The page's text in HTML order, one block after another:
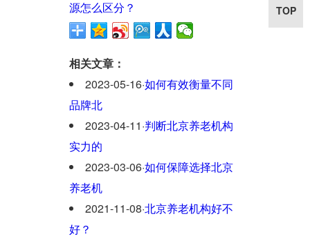
源怎么区分？
相关文章：
2023-05-16·如何有效衡量不同
品牌北
2023-04-11·判断北京养老机构
实力的
2023-03-06·如何保障选择北京
养老机
2021-11-08·北京养老机构好不
好？
TOP